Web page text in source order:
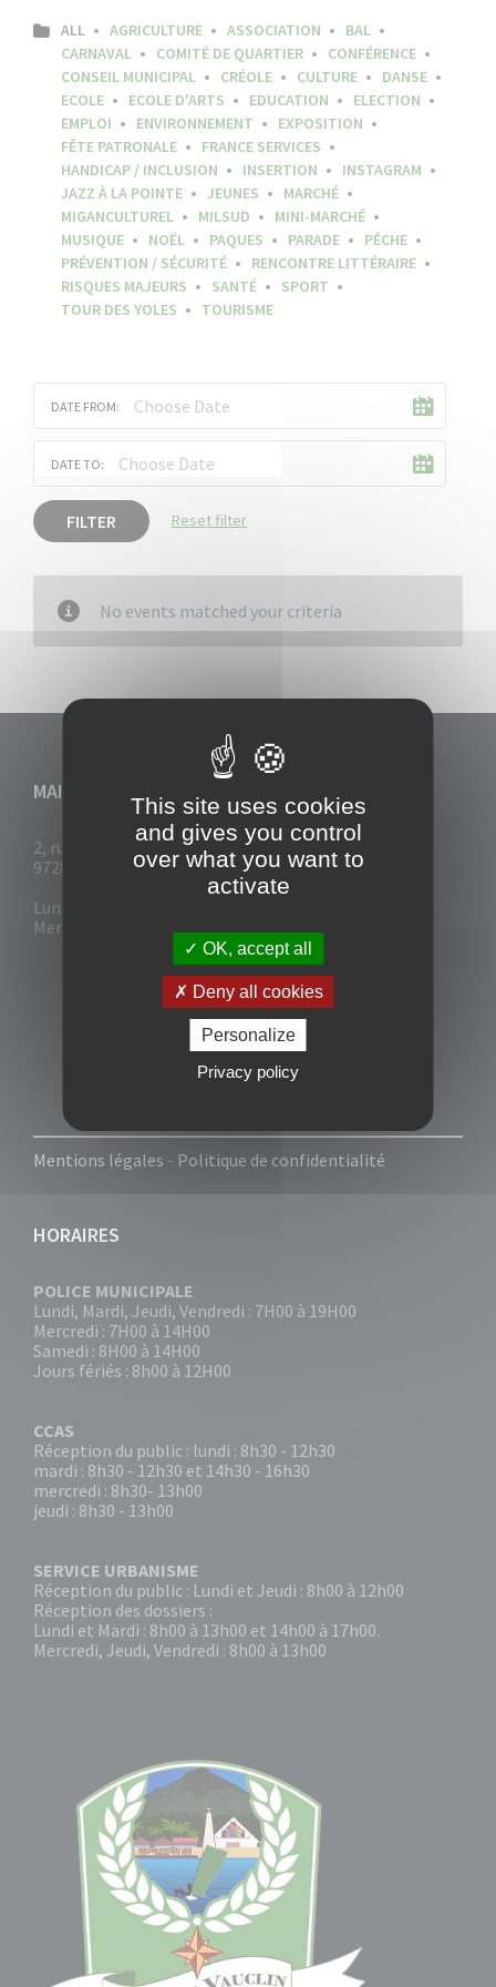
ALL AGRICULTURE ASSOCIATION
BAL
CARNAVAL
COMITÉ DE QUARTIER
CONFÉRENCE
CONSEIL MUNICIPAL
CRÉOLE CULTURE
DANSE
ECOLE
ECOLE D'ARTS EDUCATION
ELECTION
EMPLOI
ENVIRONNEMENT
EXPOSITION
FÊTE PATRONALE
FRANCE SERVICES
HANDICAP / INCLUSION
INSERTION
INSTAGRAM
JAZZ À LA POINTE
JEUNES
MARCHÉ
MIGANCULTUREL
MILSUD
MINI-MARCHÉ
MUSIQUE
NOËL PAQUES PARADE
PÊCHE
PRÉVENTION / SÉCURITÉ
RENCONTRE LITTÉRAIRE
RISQUES MAJEURS
SANTÉ
SPORT
TOUR DES YOLES
TOURISME
DATE FROM:
DATE TO:
FILTER Reset filter
No events matched your criteria
MAIRIE DU VAUCLIN
2, rue Collignon
97280 Le Vauclin
Lun - Mar : 7h30- 13h & 14h-17h
Mer-Jeu-Vend : 7h30 - 13h30
Mentions légales - Politique de confidentialité
HORAIRES
POLICE MUNICIPALE
Lundi, Mardi, Jeudi, Vendredi : 7H00 à 19H00
Mercredi : 7H00 à 14H00
Samedi : 8H00 à 14H00
Jours fériés : 8h00 à 12H00
CCAS
Réception du public : lundi : 8h30 - 12h30
mardi : 8h30 - 12h30 et 14h30 - 16h30
mercredi : 8h30- 13h00
jeudi : 8h30 - 13h00
SERVICE URBANISME
Réception du public : Lundi et Jeudi : 8h00 à 12h00
Réception des dossiers :
Lundi et Mardi : 8h00 à 13h00 et 14h00 à 17h00.
Mercredi, Jeudi, Vendredi : 8h00 à 13h00
This site uses cookies
and gives you control
over what you want to
activate
OK, accept all
Deny all cookies
Personalize
Privacy policy